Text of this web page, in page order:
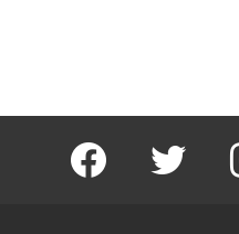
facebook twitter